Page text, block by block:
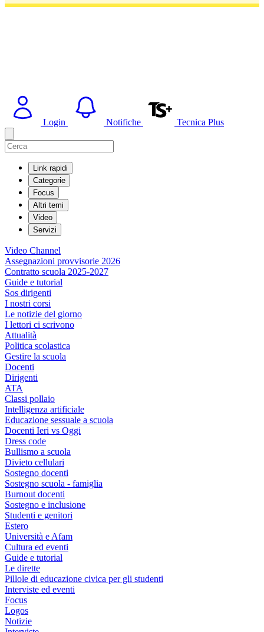
Login Notifiche Tecnica Plus
Link rapidi
Categorie
Focus
Altri temi
Video
Servizi
Video Channel
Assegnazioni provvisorie 2026
Contratto scuola 2025-2027
Guide e tutorial
Sos dirigenti
I nostri corsi
Le notizie del giorno
I lettori ci scrivono
Attualità
Politica scolastica
Gestire la scuola
Docenti
Dirigenti
ATA
Classi pollaio
Intelligenza artificiale
Educazione sessuale a scuola
Docenti Ieri vs Oggi
Dress code
Bullismo a scuola
Divieto cellulari
Sostegno docenti
Sostegno scuola - famiglia
Burnout docenti
Sostegno e inclusione
Studenti e genitori
Estero
Università e Afam
Cultura ed eventi
Guide e tutorial
Le dirette
Pillole di educazione civica per gli studenti
Interviste ed eventi
Focus
Logos
Notizie